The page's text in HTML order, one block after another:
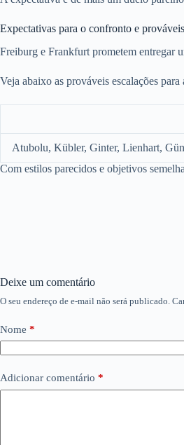
Expectativas para o confronto e
Freiburg e Frankfurt prometem entregar
Veja abaixo as prováveis escalações
Atubolu, Kübler, Ginter, Lienhart,
Com estilos parecidos e objetivos
Deixe um comentário
O seu endereço de e-mail não será publicado.
Nome *
Adicionar comentário *